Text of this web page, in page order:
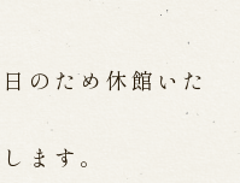
公演
のため休館いた
ます。